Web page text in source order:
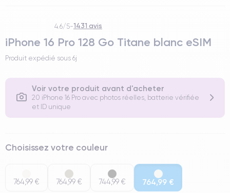
4.6/5-1431 avis
iPhone 16 Pro 128 Go Titane blanc eSIM
Produit expédié sous 6j
Voir votre produit avant d'acheter
20 iPhone 16 Pro avec photos réelles, batterie vérifiée
et ID unique
Choisissez votre couleur
764,99 € 764,99 € 744,99 € 764,99 €